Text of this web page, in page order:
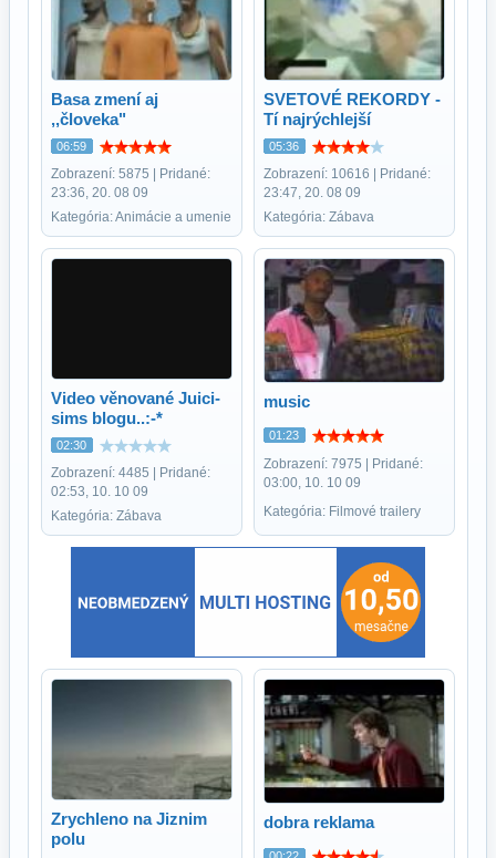
Basa zmení aj
,,človeka"
06:59
Zobrazení: 5875 | Pridané:
23:36, 20. 08 09
Kategória: Animácie a umenie
SVETOVÉ REKORDY -
Tí najrýchlejší
05:36
Zobrazení: 10616 | Pridané:
23:47, 20. 08 09
Kategória: Zábava
Video věnované Juici-
sims blogu..:-*
02:30
Zobrazení: 4485 | Pridané:
02:53, 10. 10 09
Kategória: Zábava
music
01:23
Zobrazení: 7975 | Pridané:
03:00, 10. 10 09
Kategória: Filmové trailery
Zrychleno na Jiznim
polu
dobra reklama